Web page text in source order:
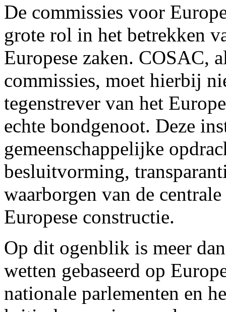
De commissies voor
grote rol in het betrekken
Europese zaken. COSAC,
commissies, moet hierbij
tegenstrever van het
echte bondgenoot. Deze
gemeenschappelijke
besluitvorming,
waarborgen van de
Europese constructie.
Op dit ogenblik is meer
wetten gebaseerd op
nationale parlementen en